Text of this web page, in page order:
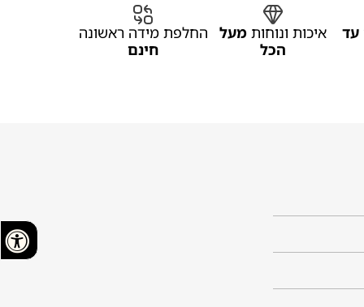
עד איכות ונוחות מעל
הכל
החלפת מידה ראשונה
חינם